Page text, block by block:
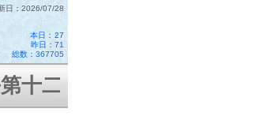
日：2026/07/28
本日： 27
昨日：71
総数：367705
二小学校はコミュニティ・